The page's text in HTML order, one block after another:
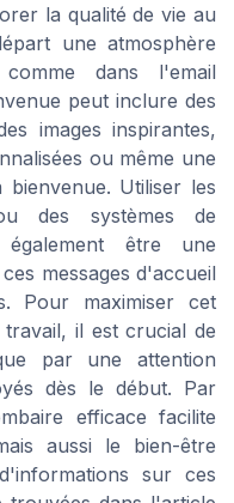
la qualité de vie au
une atmosphère
dans l'email
peut inclure des
images inspirantes,
ou même une
Utiliser les
des systèmes de
être une
messages d'accueil
Pour maximiser cet
il est crucial de
par une attention
dès le début. Par
efficace facilite
aussi le bien-être
sur ces